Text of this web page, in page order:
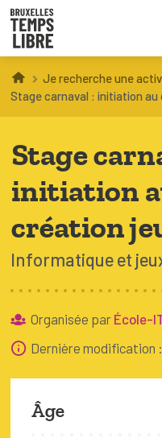
Infos parents
VOUS CHERCHEZ
À
Je recherche une
Stage carnaval : initiation au
Stage
initiation
création
Informatique et
Organisée par École-
Dernière modification
Âge